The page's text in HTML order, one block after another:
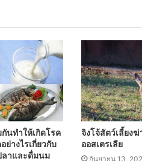
นทำให้เกิดโรค
างไรเกี่ยวกับ
ลาและดื่มนม
จิงโจ้สัตว์เลี้ยง
ออสเตรเลีย
กันยายน 13,